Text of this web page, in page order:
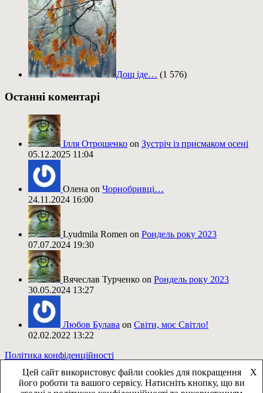
Дощ іде… (1 576)
Останні коментарі
Ілля Отрошенко on Зустріч із присмаком осені
05.12.2025 11:04
Олена on Чорнобривці…
24.11.2024 16:00
Lyudmila Romen on Рондель року 2023
07.07.2024 19:30
Вячеслав Турченко on Рондель року 2023
30.05.2024 13:27
Любов Булава on Світи, моє Світло!
02.02.2022 13:22
Політика конфіденційності
Цей сайт використовує файли cookies для покращення
його роботи та вашого сервісу. Натисніть кнопку, що ви
X